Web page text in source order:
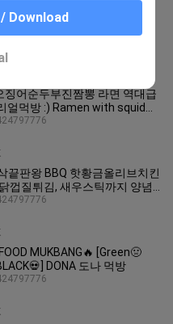
! 🐙 문어 & 쭈꾸미 & 낙지 버섯
레시피 Octopus & Webfoot
징어순두부진짬뽕 라면 역대급
얼먹방 :) Ramen with squid
MUKBANG
끝판왕 BBQ 핫황금올리브치킨
껍질튀김, 새우스틱까지 양념
어먹기 Crispy Fried Chicken
MUKBANG🔥 [Green🤢
DONA 도나 먹방
Download